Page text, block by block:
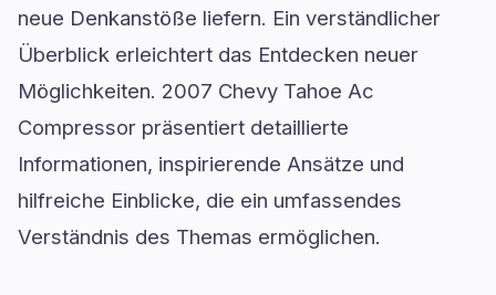
neue Denkanstöße liefern. Ein verständlicher
Überblick erleichtert das Entdecken neuer
Möglichkeiten. 2007 Chevy Tahoe Ac
Compressor präsentiert detaillierte
Informationen, inspirierende Ansätze und
hilfreiche Einblicke, die ein umfassendes
Verständnis des Themas ermöglichen.